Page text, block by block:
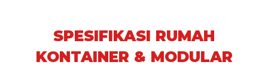
SPESIFIKASI RUMAH
KONTAINER & MODULAR